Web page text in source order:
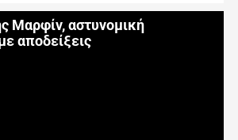
Μαρφίν, αστυνομική
αποδείξεις